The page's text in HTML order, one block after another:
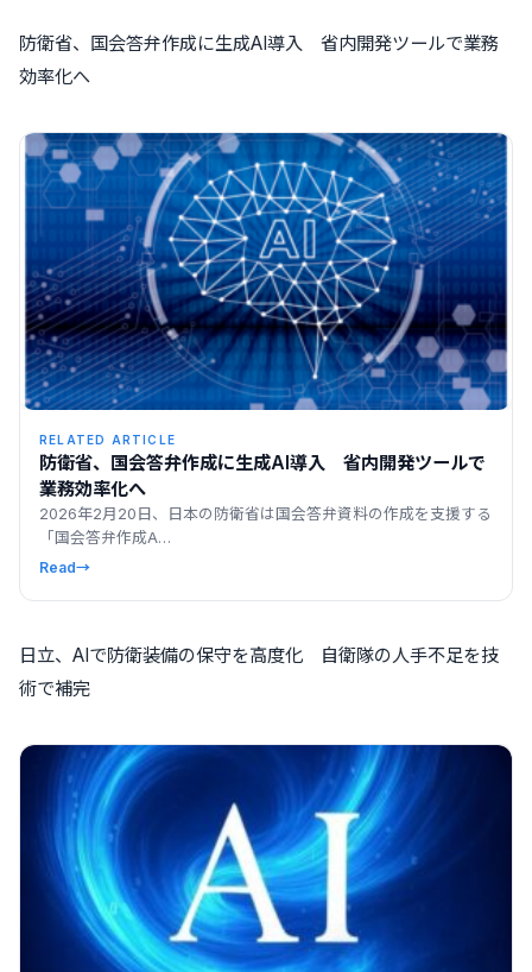
防衛省、国会答弁作成に生成AI導入 省内開発ツールで業務
効率化へ
RELATED ARTICLE
防衛省、国会答弁作成に生成AI導入 省内開発ツールで
業務効率化へ
2026年2月20日、日本の防衛省は国会答弁資料の作成を支援する
「国会答弁作成A…
Read→
日立、AIで防衛装備の保守を高度化 自衛隊の人手不足を技
術で補完